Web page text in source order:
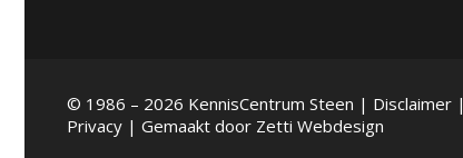
© 1986 – 2026 KennisCentrum Steen | Disclaimer|
Privacy| Gemaakt door Zetti Webdesign